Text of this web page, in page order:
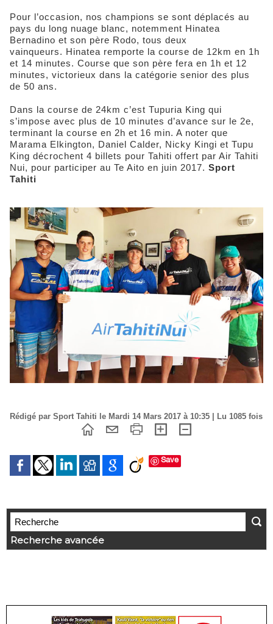
Pour l’occasion, nos champions se sont déplacés au
pays du long nuage blanc, notemment Hinatea
Bernadino et son père Rodo, tous deux
vainqueurs. Hinatea remporte la course de 12km en 1h
et 14 minutes. Course que son père fera en 1h et 12
minutes, victorieux dans la catégorie senior des plus
de 50 ans.
Dans la course de 24km c’est Tupuria King qui
s’impose avec plus de 10 minutes d’avance sur le 2e,
terminant la course en 2h et 16 min. A noter que
Marama Elkington, Daniel Calder, Nicky Kingi et Tupu
King décrochent 4 billets pour Tahiti offert par Air Tahiti
Nui, pour participer au Te Aito en juin 2017. Sport
Tahiti
Rédigé par Sport Tahiti le Mardi 14 Mars 2017 à 10:35 | Lu 1085 fois
Save
Recherche avancée